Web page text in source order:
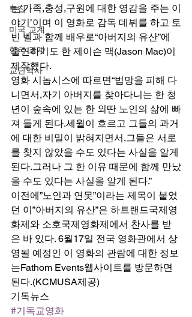
특집
미국 교계
한국 교계
교단역사
는’가족,충성,구원에 대한 영감을 주는 이
야기’이며 이 영화로 감독 데뷔를 하고 토
빈 벨과 함께 배우로“아버지의 유산”에
출연하기도 한 제이슨 맥(Jason Mac)이
제작했다.
영화 시놉시스에 따르면“법망을 피해 다
니면서,자기 아버지를 찾아다니는 한 청
년이 숲속에 있는 한 외딴 노인의 삶에 빠
져 들게 된다.세월이 흐르고 그들의 과거
에 대한 비밀이 밝혀지면서,그들은 서로
를 찾지 않았을 수도 있다는 사실을 알게
된다.그러나 그 한 이유 때문에 함께 만났
을 수도 있다는 사실을 알게 된다.”
이전에”노인과 연못”이라는 제목이 붙었
던 이”아버지의 유산”은 하트랜드국제영
화제와 소호국제영화제에서 찬사를 받
은 바 있다. 6월17일 전국 영화관에서 상
영될 예정인 이 영화의 관람에 대한 정보
는Fathom Events웹사이트를 방문하면
된다.(KCMUSA제공)
기독뉴스
#기독교영화